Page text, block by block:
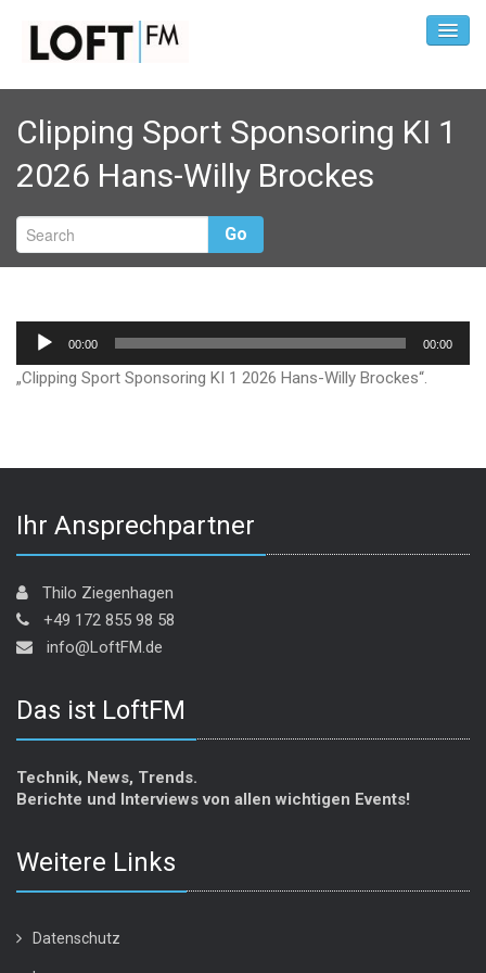
Clipping Sport Sponsoring KI 1
2026 Hans-Willy Brockes
Go
Audio-
00:00 00:00
„Clipping Sport Sponsoring KI 1 2026 Hans-Willy Brockes“.
Ihr Ansprechpartner
Thilo Ziegenhagen
+49 172 855 98 58
info@LoftFM.de
Das ist LoftFM
Technik, News, Trends.
Berichte und Interviews von allen wichtigen Events!
Weitere Links
Datenschutz